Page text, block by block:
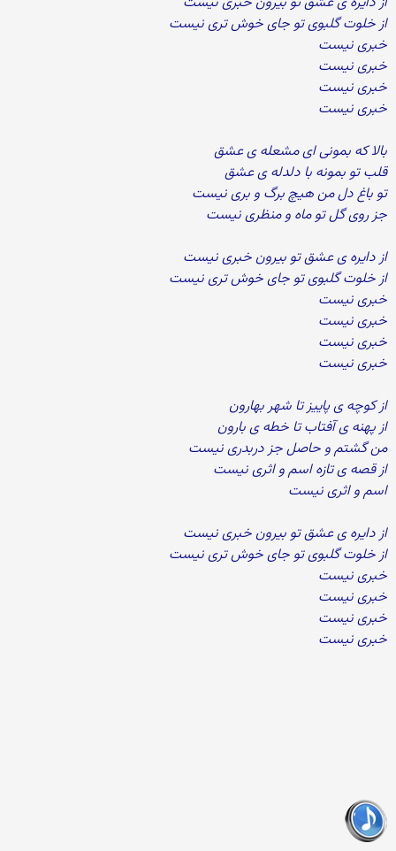
از خلوت گلبوی تو جای خوش تری نیست
خبری نیست
خبری نیست
خبری نیست
خبری نیست
بالا که بمونی ای مشعله ی عشق
قلب تو بمونه با دلدله ی عشق
تو باغ دل من هیچ برگ و بری نیست
جز روی گل تو ماه و منظری نیست
از دایره ی عشق تو بیرون خبری نیست
از خلوت گلبوی تو جای خوش تری نیست
خبری نیست
خبری نیست
خبری نیست
خبری نیست
از کوچه ی پاییز تا شهر بهارون
از پهنه ی آفتاب تا خطه ی بارون
من گشتم و حاصل جز دربدری نیست
از قصه ی تازه اسم و اثری نیست
اسم و اثری نیست
از دایره ی عشق تو بیرون خبری نیست
از خلوت گلبوی تو جای خوش تری نیست
خبری نیست
خبری نیست
خبری نیست
خبری نیست